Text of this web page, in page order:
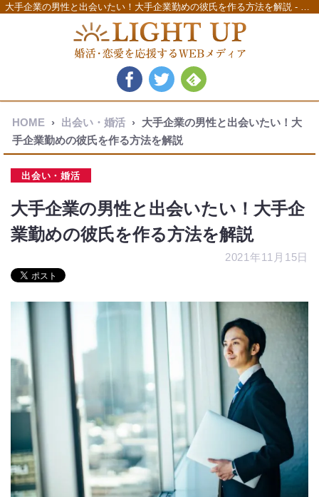
大手企業の男性と出会いたい！大手企業勤めの彼氏を作る方法を解説 - LIGHT UP（ライトアップ）
HOME › 出会い・婚活 › 大手企業の男性と出会いたい！大
手企業勤めの彼氏を作る方法を解説
出会い・婚活
大手企業の男性と出会いたい！大手企
業勤めの彼氏を作る方法を解説
2021年11月15日